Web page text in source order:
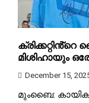
മിശിഹായും
December 15,
മുംബൈ: